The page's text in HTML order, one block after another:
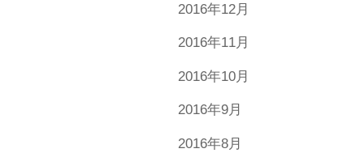
2016年12月
2016年11月
2016年10月
2016年9月
2016年8月